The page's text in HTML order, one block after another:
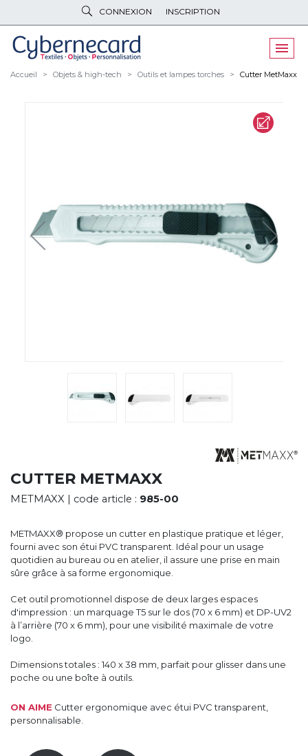
CONNEXION INSCRIPTION
VÊTEMENTSDE TRAVAIL
VÊTEMENTS D'IMAGE
NOUVEAUTÉS
RESPONSABLE
MARQUES & CERTIFICATS
Accueil Objets & high-tech Outils et lampes torches Cutter MetMaxx
CUTTER METMAXX
METMAXX | code article : 985-00
METMAXX® propose un cutter en plastique pratique et léger,
fourni avec son étui PVC transparent. Idéal pour un usage
quotidien au bureau ou en atelier, il assure une prise en main
sûre grâce à sa forme ergonomique.
Cet outil promotionnel dispose de deux larges espaces
d'impression : un marquage T5 sur le dos (70 x 6 mm) et DP-UV2
à l’arrière (70 x 6 mm), pour une visibilité maximale de votre
logo.
Dimensions totales : 140 x 38 mm, parfait pour glisser dans une
poche ou une boîte à outils.
ON AIME Cutter ergonomique avec étui PVC transparent,
personnalisable.